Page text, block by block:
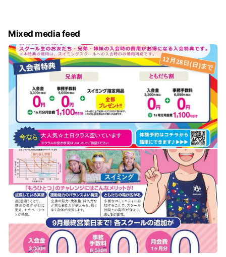
★カリキュラムに自信あり
集団行動でのマナー習得や自主性を育むことを目的としたカリ
キュラム構成。子供達の意欲が倍増する「ワッペン」を進級ご
とにプレゼント!
★ルネサンスから世界へ
世界の舞台で活躍する選手の育成も行っております。
お子様の可能性を伸ばすために、レベルに合った段階的な指導
を行い、夢の実現に向けサポートしていきます。
▼詳しくはコチラをチェック♪
https://www.s-re.jp/kyodo/school/jr/swimming/
Mixed media feed